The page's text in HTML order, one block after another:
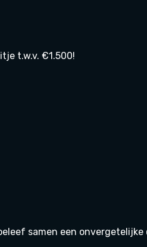
t.w.v. €1.500!
samen een onvergetelijke